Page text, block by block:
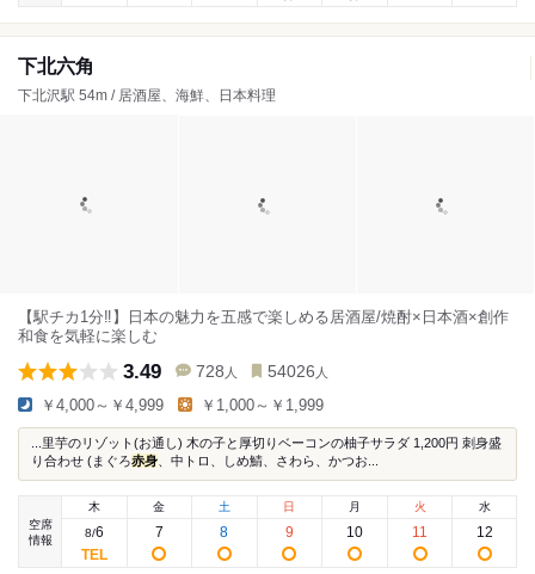
下北六角
下北沢駅 54m / 居酒屋、海鮮、日本料理
【駅チカ1分‼️】日本の魅力を五感で楽しめる居酒屋/焼酎×日本酒×創作
和食を気軽に楽しむ
3.49 728 人 54026 人
￥4,000～￥4,999 ￥1,000～￥1,999
...里芋のリゾット(お通し) 木の子と厚切りベーコンの柚子サラダ 1,200円 刺身盛
り合わせ (まぐろ赤身 、中トロ、しめ鯖、さわら、かつお...
空席
情報
木
8/6
金
7
土
8
日
9
月
10
火
11
水
12